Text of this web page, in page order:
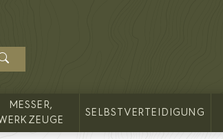
MESSER,
SELBSTVERTEIDIGUNG